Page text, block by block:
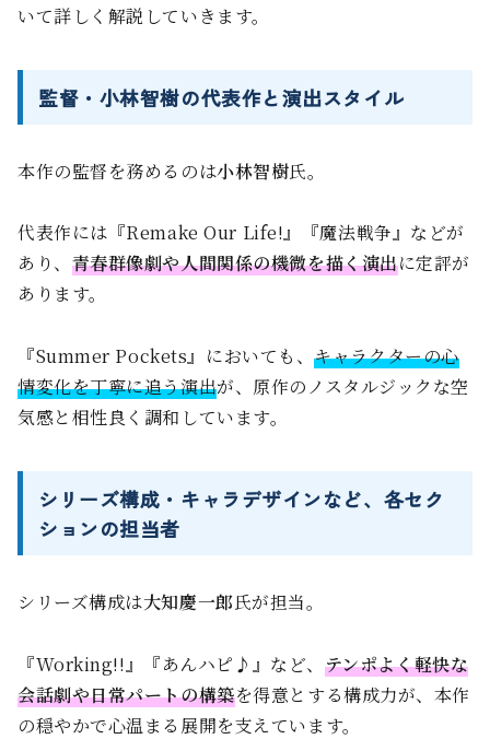
いて詳しく解説していきます。
監督・小林智樹の代表作と演出スタイル
本作の監督を務めるのは小林智樹氏。
代表作には『Remake Our Life!』『魔法戦争』などが
あり、 青春群像劇や人間関係の機微を描く演出に定評が
あります。
『Summer Pockets』においても、キャラクターの心
情変化を丁寧に追う演出が、原作のノスタルジックな空
気感と相性良く調和しています。
シリーズ構成・キャラデザインなど、各セク
ションの担当者
シリーズ構成は大知慶一郎氏が担当。
『Working!!』『あんハピ♪』など、 テンポよく軽快な
会話劇や日常パートの構築を得意とする構成力が、本作
の穏やかで心温まる展開を支えています。